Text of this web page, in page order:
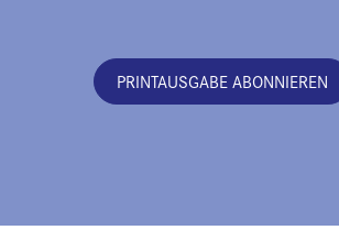
PRINTAUSGABE ABONNIEREN